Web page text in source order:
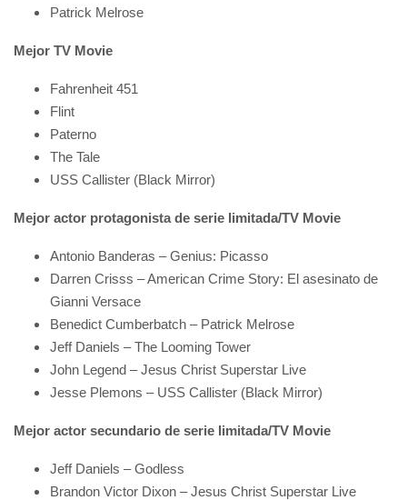
Patrick Melrose
Mejor TV Movie
Fahrenheit 451
Flint
Paterno
The Tale
USS Callister (Black Mirror)
Mejor actor protagonista de serie limitada/TV Movie
Antonio Banderas – Genius: Picasso
Darren Crisss – American Crime Story: El asesinato de
Gianni Versace
Benedict Cumberbatch – Patrick Melrose
Jeff Daniels – The Looming Tower
John Legend – Jesus Christ Superstar Live
Jesse Plemons – USS Callister (Black Mirror)
Mejor actor secundario de serie limitada/TV Movie
Jeff Daniels – Godless
Brandon Victor Dixon – Jesus Christ Superstar Live